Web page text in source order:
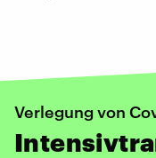
Verlegung von